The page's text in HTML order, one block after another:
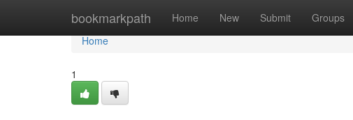
bookmarkpath Home New Submit Groups
Home
Home
1